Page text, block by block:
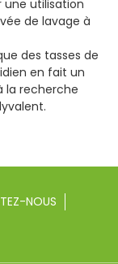
une utilisation
de lavage à
des tasses de
en fait un
la recherche
NOUS